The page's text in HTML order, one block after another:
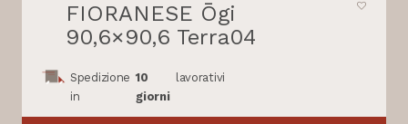
FIORANESE Ōgi
90,6×90,6 Terra04
Spedizione
in
10
giorni
lavorativi